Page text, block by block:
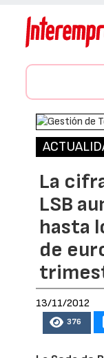
La
LSB
hasta
de
13/11/2012
376